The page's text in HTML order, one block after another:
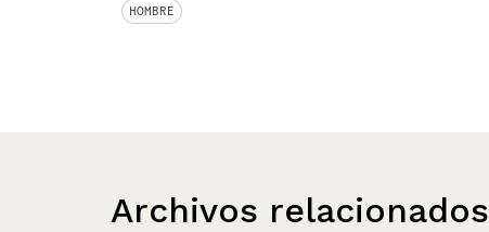
HOMBRE
Archivos relacionados